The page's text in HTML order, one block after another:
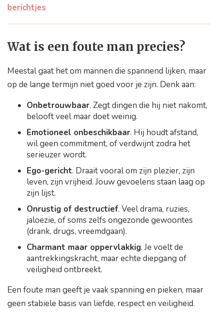
berichtjes
Wat is een foute man precies?
Meestal gaat het om mannen die spannend lijken, maar
op de lange termijn niet goed voor je zijn. Denk aan:
Onbetrouwbaar. Zegt dingen die hij niet nakomt,
belooft veel maar doet weinig.
Emotioneel onbeschikbaar. Hij houdt afstand,
wil geen commitment, of verdwijnt zodra het
serieuzer wordt.
Ego-gericht. Draait vooral om zijn plezier, zijn
leven, zijn vrijheid. Jouw gevoelens staan laag op
zijn lijst.
Onrustig of destructief. Veel drama, ruzies,
jaloezie, of soms zelfs ongezonde gewoontes
(drank, drugs, vreemdgaan).
Charmant maar oppervlakkig. Je voelt de
aantrekkingskracht, maar echte diepgang of
veiligheid ontbreekt.
Een foute man geeft je vaak spanning en pieken, maar
geen stabiele basis van liefde, respect en veiligheid.